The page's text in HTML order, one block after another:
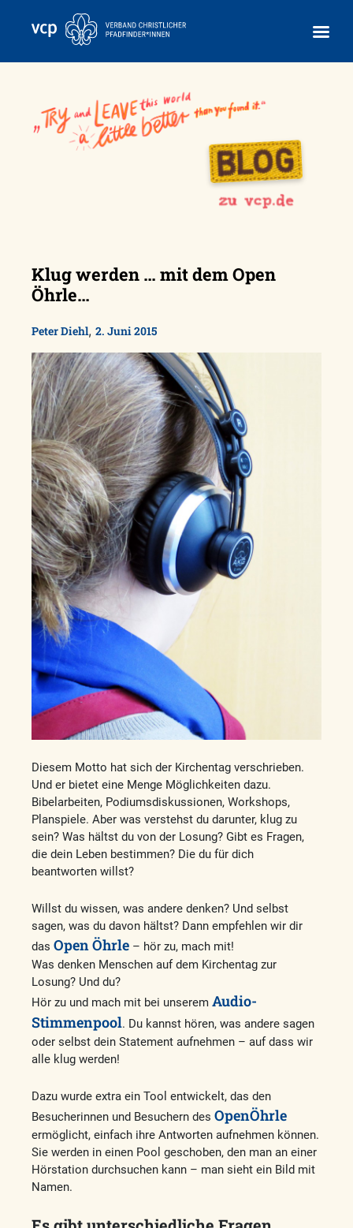
Klug werden … mit dem Open
Öhrle…
Peter Diehl, 2. Juni 2015
Diesem Motto hat sich der Kirchentag verschrieben.
Und er bietet eine Menge Möglichkeiten dazu.
Bibelarbeiten, Podiumsdiskussionen, Workshops,
Planspiele. Aber was verstehst du darunter, klug zu
sein? Was hältst du von der Losung? Gibt es Fragen,
die dein Leben bestimmen? Die du für dich
beantworten willst?
Willst du wissen, was andere denken? Und selbst
sagen, was du davon hältst? Dann empfehlen wir dir
das Open Öhrle – hör zu, mach mit!
Was denken Menschen auf dem Kirchentag zur
Losung? Und du?
Hör zu und mach mit bei unserem Audio-
Stimmenpool. Du kannst hören, was andere sagen
oder selbst dein Statement aufnehmen – auf dass wir
alle klug werden!
Dazu wurde extra ein Tool entwickelt, das den
Besucherinnen und Besuchern des OpenÖhrle
ermöglicht, einfach ihre Antworten aufnehmen können.
Sie werden in einen Pool geschoben, den man an einer
Hörstation durchsuchen kann – man sieht ein Bild mit
Namen.